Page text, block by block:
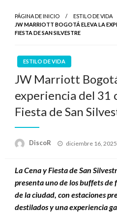
PÁGINA DE INICIO
ESTILO DE VIDA
JW MARRIOTT BOGOTÁ ELEVA LA
FIESTA DE SAN SILVESTRE
ESTILO DE VIDA
JW Marriott
experiencia del 31
Fiesta de San
DiscoR
Publicado
diciembre 16, 2025
La Cena y Fiesta de San
presenta uno de los buffets de
de la ciudad, con estaciones
destilados y una experiencia